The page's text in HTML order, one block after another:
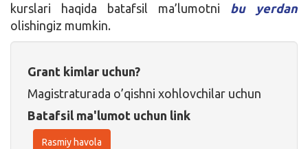
kurslari haqida batafsil ma’lumotni bu yerdan
olishingiz mumkin.
Grant kimlar uchun?
Magistraturada o’qishni xohlovchilar uchun
Batafsil ma'lumot uchun link
Rasmiy havola